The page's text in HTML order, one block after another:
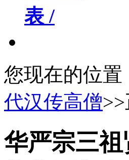
表 /
您现在的位置
代汉传高僧
华严宗三